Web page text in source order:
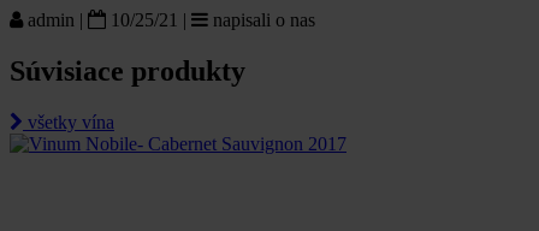
admin | 10/25/21 | napisali o nas
Súvisiace produkty
všetky vína